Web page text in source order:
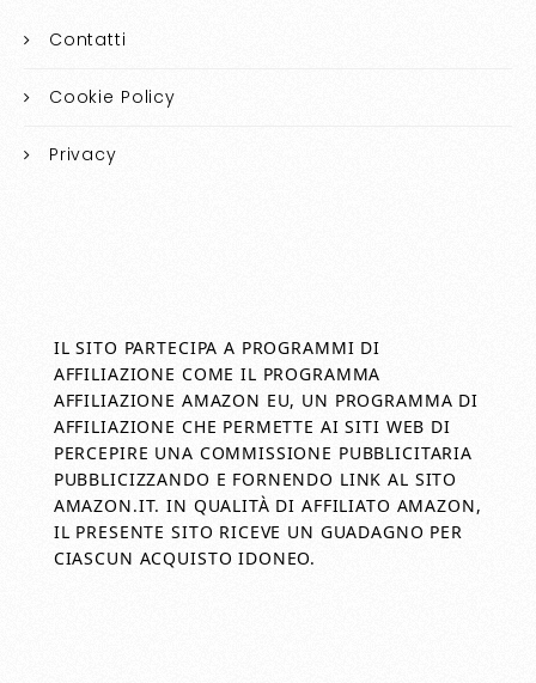
Contatti
Cookie Policy
Privacy
IL SITO PARTECIPA A PROGRAMMI DI
AFFILIAZIONE COME IL PROGRAMMA
AFFILIAZIONE AMAZON EU, UN PROGRAMMA DI
AFFILIAZIONE CHE PERMETTE AI SITI WEB DI
PERCEPIRE UNA COMMISSIONE PUBBLICITARIA
PUBBLICIZZANDO E FORNENDO LINK AL SITO
AMAZON.IT. IN QUALITÀ DI AFFILIATO AMAZON,
IL PRESENTE SITO RICEVE UN GUADAGNO PER
CIASCUN ACQUISTO IDONEO.